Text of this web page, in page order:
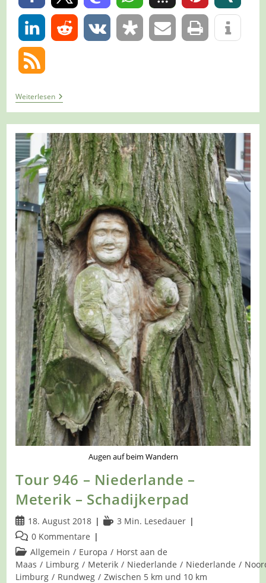
0
WeiterlesenTour
952
–
Niederlande
–
Meterik
–
Kabroeksepad
Augen auf beim Wandern
Tour 946 – Niederlande –
Meterik – Schadijkerpad
Beitrag
veröffentlicht:
18. August 2018 Lesedauer:
3 Min. Lesedauer
Beitrags-
Kommentare:
0 Kommentare
Beitrags-
Kategorie:
Allgemein / Europa / Horst aan de
Maas / Limburg / Meterik / Niederlande / Niederlande /
Limburg / Rundweg / Zwischen 5 km und 10 km